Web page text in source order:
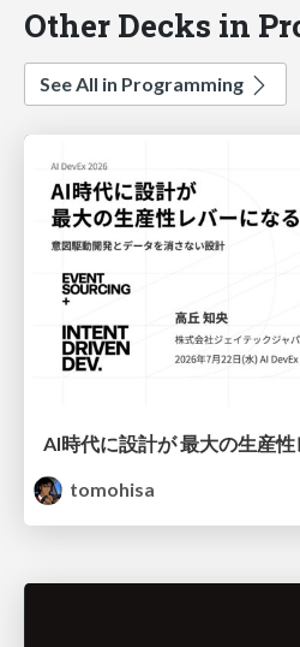
Other Decks in
See All in Programming
tomohisa